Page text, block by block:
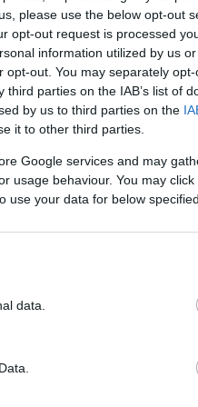
please use the below opt-out
opt-out request is processed
information utilized by us
out. You may separately
parties on the IAB’s list of
by us to third parties on the
it to other third parties.
Google services and may
usage behaviour. You may
use your data for below
data.
ενώ